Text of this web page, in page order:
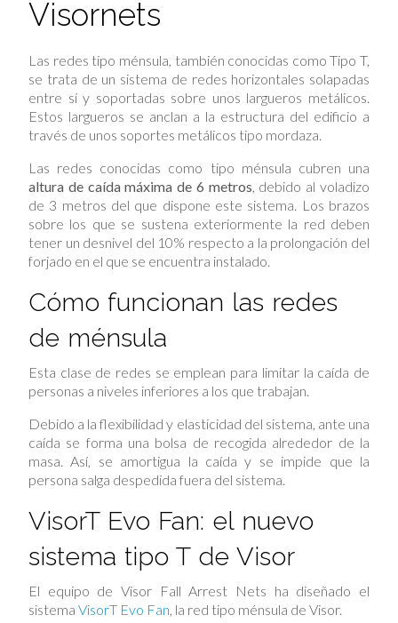
Visornets
Las redes tipo ménsula, también conocidas como Tipo T,
se trata de un sistema de redes horizontales solapadas
entre sí y soportadas sobre unos largueros metálicos.
Estos largueros se anclan a la estructura del edificio a
través de unos soportes metálicos tipo mordaza.
Las redes conocidas como tipo ménsula cubren una
altura de caída máxima de 6 metros, debido al voladizo
de 3 metros del que dispone este sistema. Los brazos
sobre los que se sustena exteriormente la red deben
tener un desnivel del 10% respecto a la prolongación del
forjado en el que se encuentra instalado.
Cómo funcionan las redes
de ménsula
Esta clase de redes se emplean para limitar la caída de
personas a niveles inferiores a los que trabajan.
Debido a la flexibilidad y elasticidad del sistema, ante una
caída se forma una bolsa de recogida alrededor de la
masa. Así, se amortigua la caída y se impide que la
persona salga despedida fuera del sistema.
VisorT Evo Fan: el nuevo
sistema tipo T de Visor
El equipo de Visor Fall Arrest Nets ha diseñado el
sistema VisorT Evo Fan, la red tipo ménsula de Visor.